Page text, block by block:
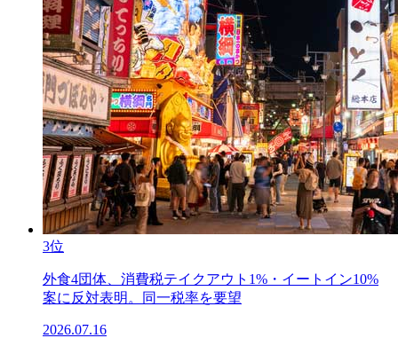
3位
外食4団体、消費税テイクアウト1%・イートイン10%
案に反対表明。同一税率を要望
2026.07.16